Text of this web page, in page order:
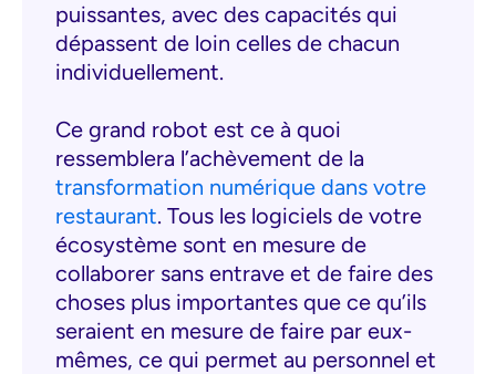
puissantes, avec des capacités qui
dépassent de loin celles de chacun
individuellement.
Ce grand robot est ce à quoi
ressemblera l’achèvement de la
transformation numérique dans votre
restaurant. Tous les logiciels de votre
écosystème sont en mesure de
collaborer sans entrave et de faire des
choses plus importantes que ce qu’ils
seraient en mesure de faire par eux-
mêmes, ce qui permet au personnel et